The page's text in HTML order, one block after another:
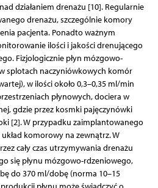
działaniem drenażu [10]. Regularnie
drenażu, szczególnie komory
pacjenta. Ponadto ważnym
ilości i jakości drenującego
Fizjologicznie płyn mózgowo-
splotach naczyniówkowych komór
w ilości około 0,3–0,35 ml/min
płynowych, dociera w
gdzie przez kosmki pajęczynówki
[2]. W przypadku zaimplantowanego
komorowy na zewnątrz. W
cały czas utrzymywania drenażu
się płynu mózgowo-rdzeniowego,
do 370 ml/dobę (norma 10–15